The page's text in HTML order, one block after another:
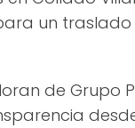
un traslado
de Grupo